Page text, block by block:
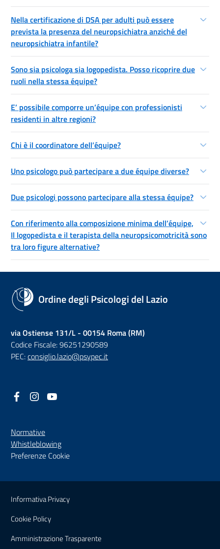
Nella certificazione di DSA per adulti può essere
prevista la presenza del neuropsichiatra anziché del
neuropsichiatra infantile?
Sono sia psicologa sia logopedista. Posso ricoprire due
ruoli nella stessa équipe?
E’ possibile comporre un’équipe con professionisti
residenti in altre regioni?
Chi è il coordinatore dell’équipe?
Uno psicologo può partecipare a due équipe diverse?
Due psicologi possono partecipare alla stessa équipe?
Con riferimento alla composizione minima dell’équipe,
Il logopedista e il terapista della neuropsicomotricità sono
tra loro figure alternative?
Ordine degli Psicologi del Lazio
via Ostiense 131/L - 00154 Roma (RM)
Codice Fiscale: 96251290589
PEC:consiglio.lazio@psypec.it
Facebook
(nuova scheda - new tab)
Instagram
(nuova scheda - new tab)
Normative
Whistleblowing(nuova scheda - new tab)
Preferenze Cookie
Sezione Link Utili
Informativa Privacy
Cookie Policy
Amministrazione Trasparente